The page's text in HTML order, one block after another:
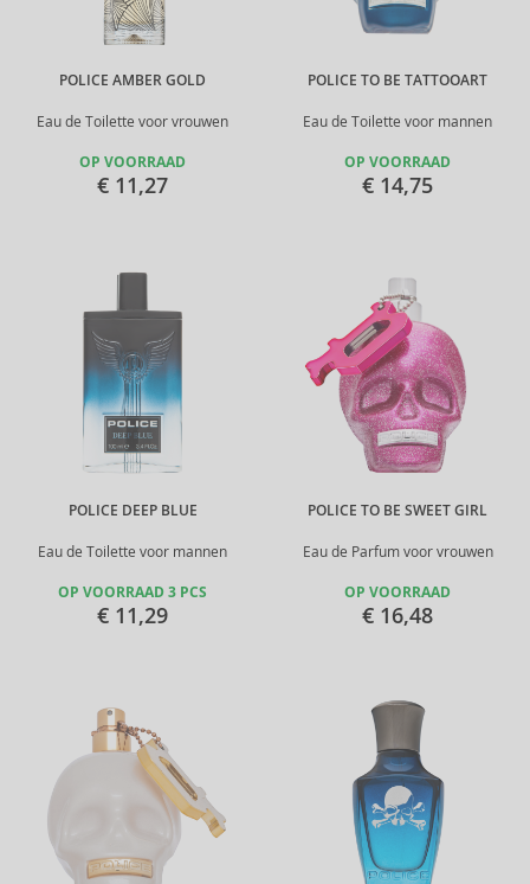
POLICE AMBER GOLD
Eau de Toilette voor vrouwen
OP VOORRAAD
€ 11,27
POLICE TO BE TATTOOART
Eau de Toilette voor mannen
OP VOORRAAD
€ 14,75
POLICE DEEP BLUE
Eau de Toilette voor mannen
OP VOORRAAD 3 PCS
€ 11,29
POLICE TO BE SWEET GIRL
Eau de Parfum voor vrouwen
OP VOORRAAD
€ 16,48